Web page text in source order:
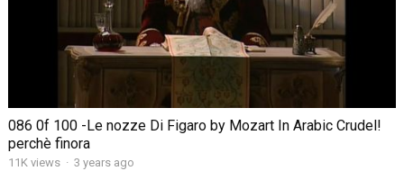
086 0f 100 -Le nozze Di Figaro by Mozart In Arabic Crudel!
perchè finora
11K views · 3 years ago